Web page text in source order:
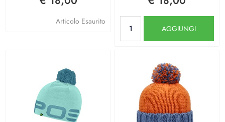
Articolo Esaurito
AGGIUNGI